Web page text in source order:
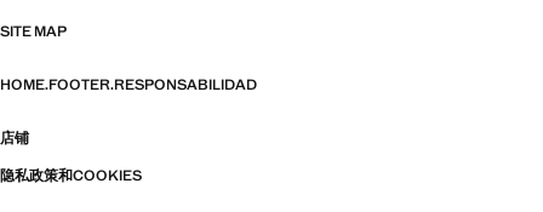
SITE MAP
HOME.FOOTER.RESPONSABILIDAD
店铺
隐私政策和COOKIES